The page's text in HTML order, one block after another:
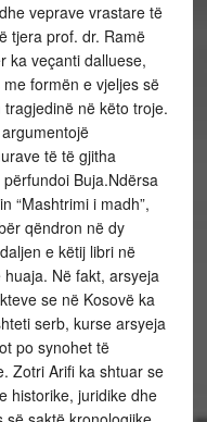
veprave vrastare të
tjera prof. dr. Ramë
ka veçanti dalluese,
formën e vjeljes së
në këto troje.
të të gjitha
Buja.Ndërsa
“Mashtrimi i madh”,
qëndron në dy
e këtij libri në
Në fakt, arsyeja
se në Kosovë ka
serb, kurse arsyeja
po synohet të
Zotri Arifi ka shtuar se
historike, juridike dhe